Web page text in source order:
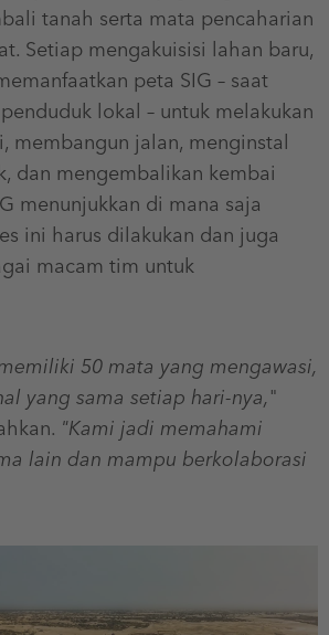
tanah serta mata pencaharian
Setiap mengakuisisi lahan baru,
peta SIG – saat
lokal – untuk melakukan
membangun jalan, menginstal
dan mengembalikan kembai
menunjukkan di mana saja
ini harus dilakukan dan juga
macam tim untuk
50 mata yang mengawasi,
yang sama setiap hari-nya,"
"Kami jadi memahami
lain dan mampu berkolaborasi